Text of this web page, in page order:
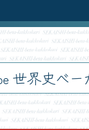
世界史べ